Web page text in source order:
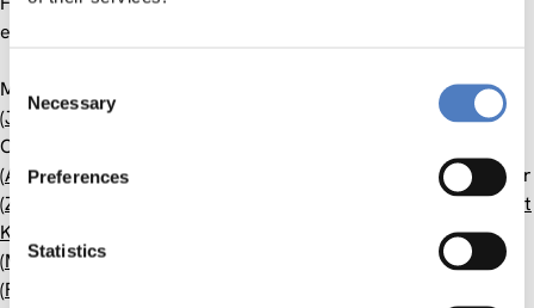
Selection
Necessary
Preferences
Statistics
entstandene Arbeiten vor.
Mit: Antonia Croy (Alzheimer Austria), Reimer Gronemeyer
(Justus-Liebig-Universität Gießen (JLU)
; Aktion Demenz),
Christina Hallwirth-Spörk (
(Alpen-Adria-Universität Klagenfurt
| Wien), Josef Hochgerner
(Zentrum für Soziale Innovation – ZSI
Donau-Universität
Krems
), Carrie McGee
(MoMA The Museum of Modern Art
), Carolin Schreiber
(Folkwang Universität der Künste